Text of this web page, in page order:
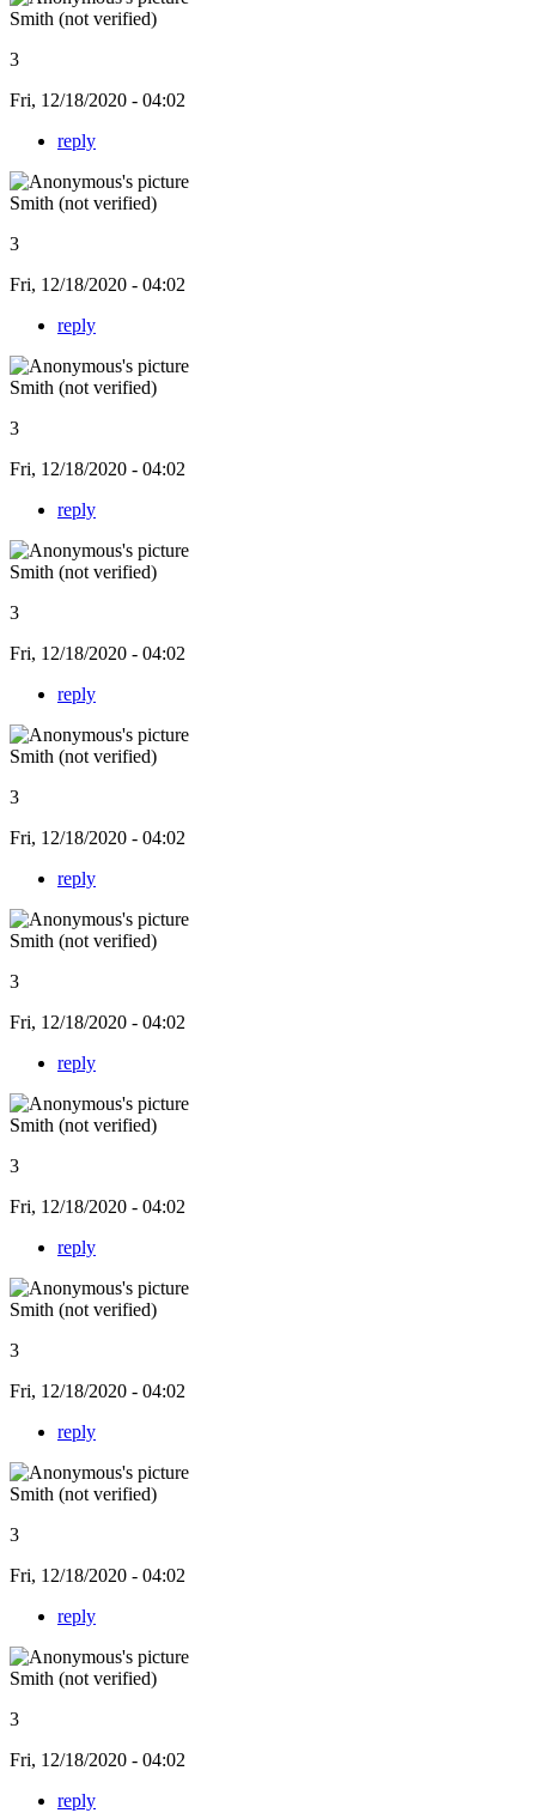
Smith (not verified)
3
Fri, 12/18/2020 - 04:02
reply
Smith (not verified)
3
Fri, 12/18/2020 - 04:02
reply
Smith (not verified)
3
Fri, 12/18/2020 - 04:02
reply
Smith (not verified)
3
Fri, 12/18/2020 - 04:02
reply
Smith (not verified)
3
Fri, 12/18/2020 - 04:02
reply
Smith (not verified)
3
Fri, 12/18/2020 - 04:02
reply
Smith (not verified)
3
Fri, 12/18/2020 - 04:02
reply
Smith (not verified)
3
Fri, 12/18/2020 - 04:02
reply
Smith (not verified)
3
Fri, 12/18/2020 - 04:02
reply
Smith (not verified)
3
Fri, 12/18/2020 - 04:02
reply